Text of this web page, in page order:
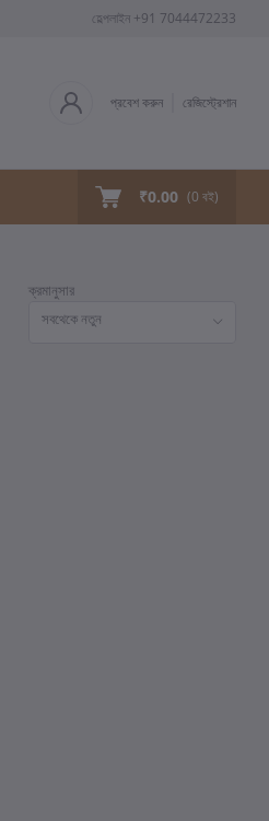
হেল্পলাইন +91 7044472233
প্রবেশ করুন রেজিস্ট্রেশান
₹0.00 (0 বই)
ক্রমানুসার
সবথেকে নতুন